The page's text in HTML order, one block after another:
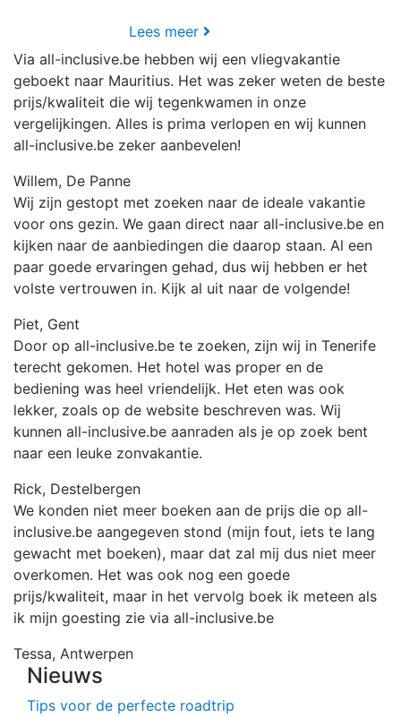
Lees meer
Via all-inclusive.be hebben wij een vliegvakantie
geboekt naar Mauritius. Het was zeker weten de beste
prijs/kwaliteit die wij tegenkwamen in onze
vergelijkingen. Alles is prima verlopen en wij kunnen
all-inclusive.be zeker aanbevelen!
Willem, De Panne
Wij zijn gestopt met zoeken naar de ideale vakantie
voor ons gezin. We gaan direct naar all-inclusive.be en
kijken naar de aanbiedingen die daarop staan. Al een
paar goede ervaringen gehad, dus wij hebben er het
volste vertrouwen in. Kijk al uit naar de volgende!
Piet, Gent
Door op all-inclusive.be te zoeken, zijn wij in Tenerife
terecht gekomen. Het hotel was proper en de
bediening was heel vriendelijk. Het eten was ook
lekker, zoals op de website beschreven was. Wij
kunnen all-inclusive.be aanraden als je op zoek bent
naar een leuke zonvakantie.
Rick, Destelbergen
We konden niet meer boeken aan de prijs die op all-
inclusive.be aangegeven stond (mijn fout, iets te lang
gewacht met boeken), maar dat zal mij dus niet meer
overkomen. Het was ook nog een goede
prijs/kwaliteit, maar in het vervolg boek ik meteen als
ik mijn goesting zie via all-inclusive.be
Tessa, Antwerpen
Nieuws
Tips voor de perfecte roadtrip